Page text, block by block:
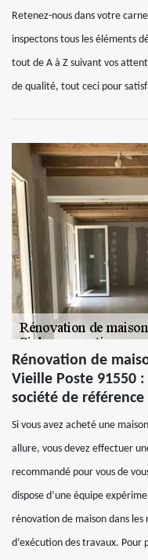
Retenez-nous dans votre
inspectons tous les éléments
tout de A à Z suivant vos
de qualité, tout ceci pour
Rénovation de
Vieille Poste 91550
société de
Si vous avez acheté une
allure, vous devez effectuer
recommandé pour vous de
dispose d’une équipe
rénovation de maison dans les
d’exécution des travaux. Pour